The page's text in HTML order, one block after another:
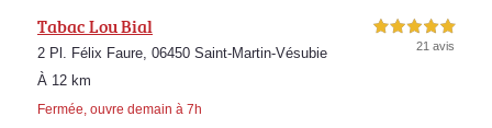
Tabac Lou Bial
2 Pl. Félix Faure, 06450 Saint-Martin-Vésubie
À 12 km
Fermée, ouvre demain à 7h
5,0 étoiles sur 5
21 avis